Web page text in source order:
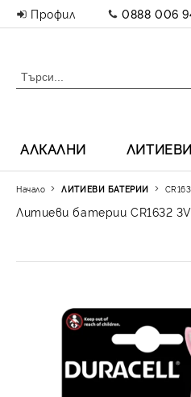
Профил 0888 006
АЛКАЛНИ ЛИТИЕВИ
Начало ЛИТИЕВИ БАТЕРИИ
Литиеви батерии CR1632